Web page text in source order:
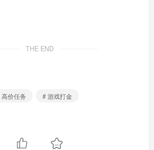
THE END
高价任务 # 游戏打金